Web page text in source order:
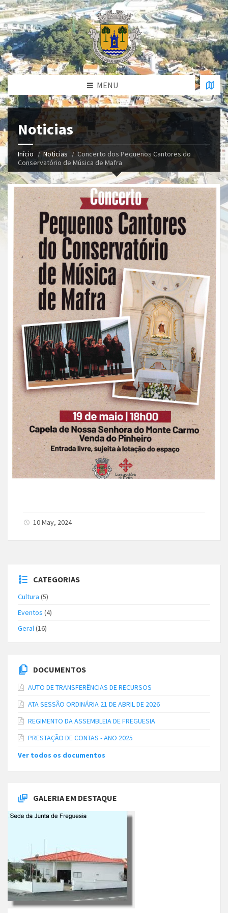
MENU
Noticias
Início Noticias
Concerto dos Pequenos Cantores do
Conservatório de Música de Mafra
10 May, 2024
CATEGORIAS
Cultura (5)
Eventos (4)
Geral(16)
DOCUMENTOS
AUTO DE TRANSFERÊNCIAS DE RECURSOS
ATA SESSÃO ORDINÁRIA 21 DE ABRIL DE 2026
REGIMENTO DA ASSEMBLEIA DE FREGUESIA
PRESTAÇÃO DE CONTAS - ANO 2025
Ver todos os documentos
GALERIA EM DESTAQUE